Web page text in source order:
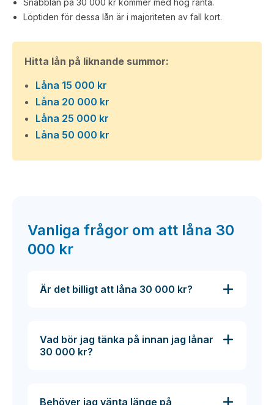
Snabblån på 30 000 kr kommer med hög ränta.
Löptiden för dessa lån är i majoriteten av fall kort.
Hitta lån på liknande summor:
Låna 15 000 kr
Låna 20 000 kr
Låna 25 000 kr
Låna 50 000 kr
Vanliga frågor om att låna 30
000 kr
Är det billigt att låna 30 000 kr?
Vad bör jag tänka på innan jag lånar
30 000 kr?
Behöver jag vänta länge på